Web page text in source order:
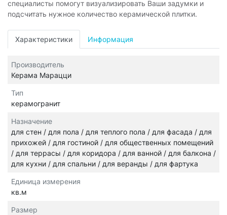
специалисты помогут визуализировать Ваши задумки и
подсчитать нужное количество керамической плитки.
Характеристики Информация
Производитель
Керама Марацци
Тип
керамогранит
Назначение
для стен / для пола / для теплого пола / для фасада / для
прихожей / для гостиной / для общественных помещений
/ для террасы / для коридора / для ванной / для балкона /
для кухни / для спальни / для веранды / для фартука
Единица измерения
кв.м
Размер